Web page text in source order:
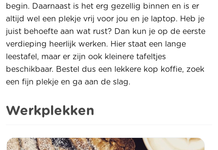
begin. Daarnaast is het erg gezellig binnen en is er
altijd wel een plekje vrij voor jou en je laptop. Heb je
juist behoefte aan wat rust? Dan kun je op de eerste
verdieping heerlijk werken. Hier staat een lange
leestafel, maar er zijn ook kleinere tafeltjes
beschikbaar. Bestel dus een lekkere kop koffie, zoek
een fijn plekje en ga aan de slag.
Werkplekken